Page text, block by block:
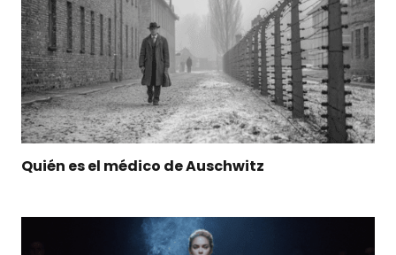
Quién es el médico de Auschwitz